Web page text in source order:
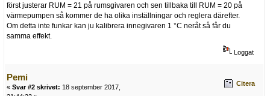
först justerar RUM = 21 på rumsgivaren och sen tillbaka till RUM = 20 på
värmepumpen så kommer de ha olika inställningar och reglera därefter.
Om detta inte funkar kan ju kalibrera innegivaren 1 °C neråt så får du
samma effekt.
Loggat
Pemi
« Svar #2 skrivet: 18 september 2017,
Citera